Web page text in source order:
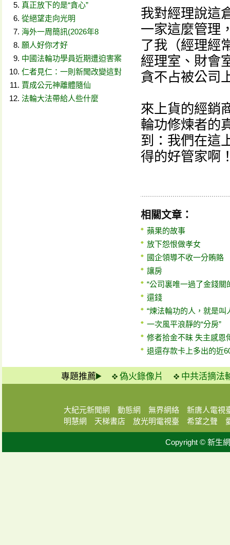
真正放下的是“貪心”
從絕望走向光明
海外一周簡訊(2026年8
願人好你才好
中國法輪功學員近期遭迫害案
仁者見仁：一則新聞改變這對
賈成公元神離體隨仙
法輪大法帶給人些什麼
我對經理說這
一家這麼管理
了我（經理經
經理室、財會
貪不占被公司
來上貨的經銷
輪功修煉者的
到：我們在這
得的好管家啊
相關文章：
蘋果的故事
放下怨恨做孝女
國企領導不收一分賄賂
讓房
“公司裏唯一過了金錢關
還錢
“煉法輪功的人，就是叫
一次風平浪靜的“分房”
修者拾金不昧 失主感恩
退還存款卡上多出的近
專題推薦 偽火錄像片 中共活摘法
大紀元新聞網 動態網 無界網絡
新唐人電視
明慧網
天梯書店 放光明電視臺 希望之聲
Copyright © 新生